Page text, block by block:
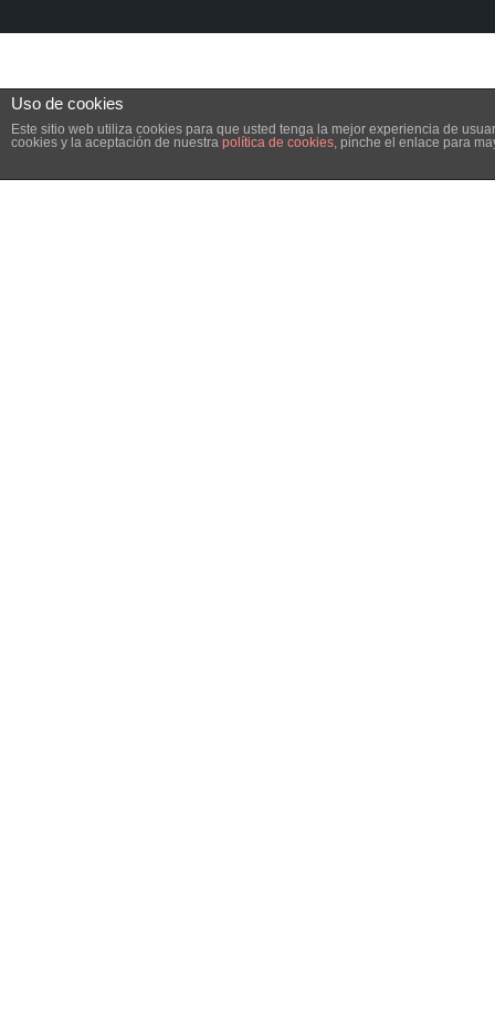
Uso de cookies
Este sitio web utiliza cookies para que usted tenga la mejor experiencia de
cookies y la aceptación de nuestra política de cookies, pinche el enlace para